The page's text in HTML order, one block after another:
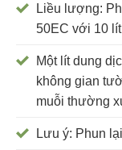
Liều lượng:
50EC với 10
Một lít dung
không gian
muỗi thường
Lưu ý: Phun